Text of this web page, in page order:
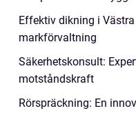
Effektiv dikning i
markförvaltning
Säkerhetskonsult:
motståndskraft
Rörspräckning: En